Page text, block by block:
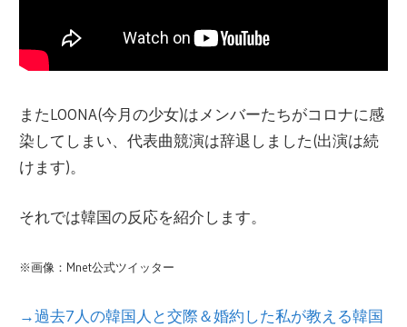
またLOONA(今月の少女)はメンバーたちがコロナに感
染してしまい、代表曲競演は辞退しました(出演は続
けます)。
それでは韓国の反応を紹介します。
※画像：Mnet公式ツイッター
→過去7人の韓国人と交際＆婚約した私が教える韓国